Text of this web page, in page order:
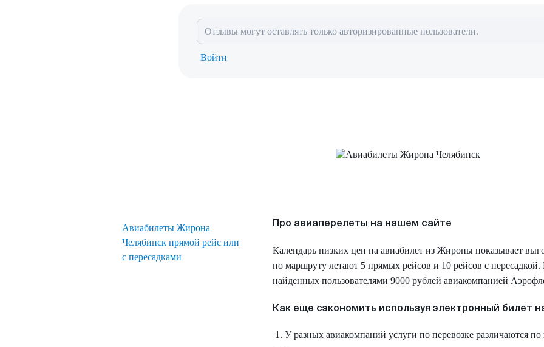
Войти
Авиабилеты Жирона
Челябинск прямой рейс или
с пересадками
Про авиаперелеты на нашем сайте
Календарь низких цен на авиабилет из Жироны показывает
по маршруту летают 5 прямых рейсов и 10 рейсов с пересадкой.
найденных пользователями 9000 рублей авиакомпанией
Как еще сэкономить используя электронный билет
У разных авиакомпаний услуги по перевозке различаются по